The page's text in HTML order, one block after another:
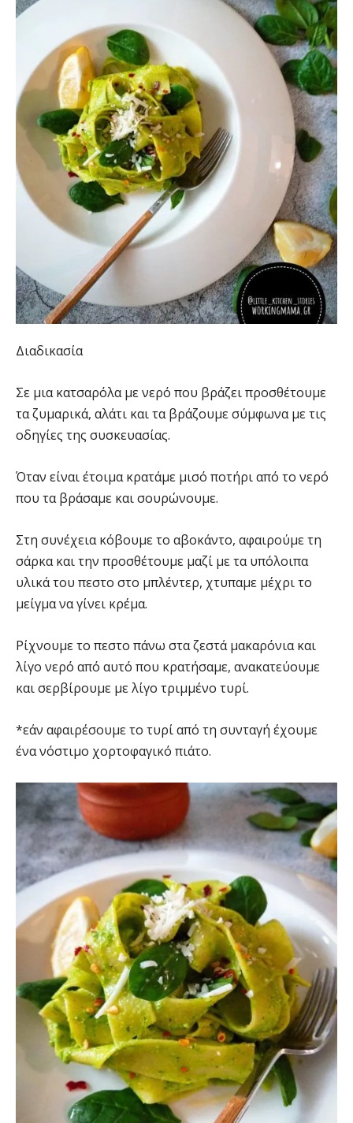
Διαδικασία
Σε μια κατσαρόλα με νερό που βράζει προσθέτουμε
τα ζυμαρικά, αλάτι και τα βράζουμε σύμφωνα με τις
οδηγίες της συσκευασίας.
Όταν είναι έτοιμα κρατάμε μισό ποτήρι από το νερό
που τα βράσαμε και σουρώνουμε.
Στη συνέχεια κόβουμε το αβοκάντο, αφαιρούμε τη
σάρκα και την προσθέτουμε μαζί με τα υπόλοιπα
υλικά του πεστο στο μπλέντερ, χτυπαμε μέχρι το
μείγμα να γίνει κρέμα.
Ρίχνουμε το πεστο πάνω στα ζεστά μακαρόνια και
λίγο νερό από αυτό που κρατήσαμε, ανακατεύουμε
και σερβίρουμε με λίγο τριμμένο τυρί.
*εάν αφαιρέσουμε το τυρί από τη συνταγή έχουμε
ένα νόστιμο χορτοφαγικό πιάτο.